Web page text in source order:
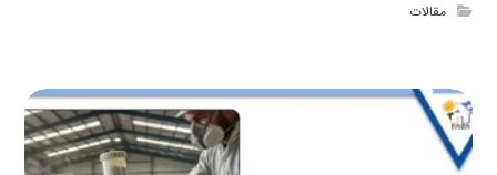
مقالات